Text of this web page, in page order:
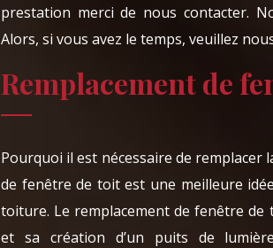
prestation merci de nous contacter.
Alors, si vous avez le temps, veuillez
Remplacement de
Pourquoi il est nécessaire de
de fenêtre de toit est une meilleure
toiture. Le remplacement de fenêtre
et sa création d’un puits de